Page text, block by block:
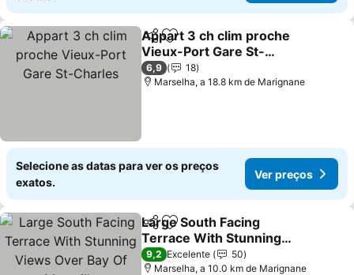
PartilharAdicionar aos favoritos
Appart 3 ch clim proche
Vieux-Port Gare St-
Charles
Ver preços
6,9
18
Marselha, a 18.8 km de Marignane
Selecione as datas para ver os preços
exatos.
Ver preços
PartilharAdicionar aos favoritos
Large South Facing
Terrace With Stunning
Views Over Bay Of
Marseille
Ver preços
9,2 Excelente
50
Marselha, a 10.0 km de Marignane